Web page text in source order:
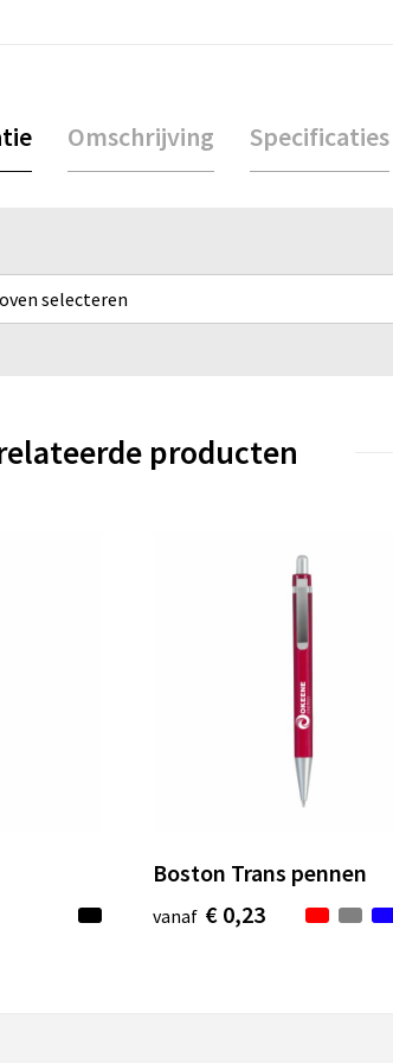
Omschrijving Specificaties
selecteren
producten
Boston Trans pennen
vanaf € 0,23